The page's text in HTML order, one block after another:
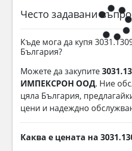
Често задавани
Къде мога да купя
България?
Можете да закупите
ИМПЕКСРОН ООД. Ние
цяла България,
цени и надеждно
Каква е цената на